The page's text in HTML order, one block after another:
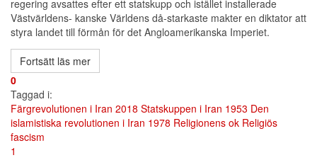
regering avsattes efter ett statskupp och istället installerade
Västvärldens- kanske Världens då-starkaste makter en diktator att
styra landet till förmån för det Angloamerikanska Imperiet.
Fortsätt läs mer
0
Taggad i:
Färgrevolutionen i Iran 2018 Statskuppen i Iran 1953 Den
islamistiska revolutionen i Iran 1978 Religionens ok Religiös
fascism
First
Previous
1